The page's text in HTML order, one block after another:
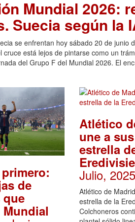
Mundial 2026:
Suecia según la
se enfrentan hoy sábado 20 de
cruce está lejos de pintarse como un
del Grupo F del Mundial 2026. El
de
que
Atlético
une a
estrella
Julio,
Atlético de
estrella de la
Colchoneros